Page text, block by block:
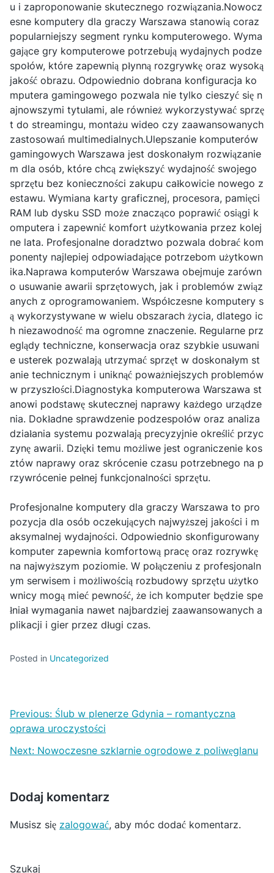
u i zaproponowanie skutecznego rozwiązania.Nowocz
esne komputery dla graczy Warszawa stanowią coraz
popularniejszy segment rynku komputerowego. Wyma
gające gry komputerowe potrzebują wydajnych podze
społów, które zapewnią płynną rozgrywkę oraz wysoką
jakość obrazu. Odpowiednio dobrana konfiguracja ko
mputera gamingowego pozwala nie tylko cieszyć się n
ajnowszymi tytułami, ale również wykorzystywać sprzę
t do streamingu, montażu wideo czy zaawansowanych
zastosowań multimedialnych.Ulepszanie komputerów
gamingowych Warszawa jest doskonałym rozwiązanie
m dla osób, które chcą zwiększyć wydajność swojego
sprzętu bez konieczności zakupu całkowicie nowego z
estawu. Wymiana karty graficznej, procesora, pamięci
RAM lub dysku SSD może znacząco poprawić osiągi k
omputera i zapewnić komfort użytkowania przez kolej
ne lata. Profesjonalne doradztwo pozwala dobrać kom
ponenty najlepiej odpowiadające potrzebom użytkown
ika.Naprawa komputerów Warszawa obejmuje zarówn
o usuwanie awarii sprzętowych, jak i problemów związ
anych z oprogramowaniem. Współczesne komputery s
ą wykorzystywane w wielu obszarach życia, dlatego ic
h niezawodność ma ogromne znaczenie. Regularne prz
eglądy techniczne, konserwacja oraz szybkie usuwani
e usterek pozwalają utrzymać sprzęt w doskonałym st
anie technicznym i uniknąć poważniejszych problemów
w przyszłości.Diagnostyka komputerowa Warszawa st
anowi podstawę skutecznej naprawy każdego urządze
nia. Dokładne sprawdzenie podzespołów oraz analiza
działania systemu pozwalają precyzyjnie określić przyc
zynę awarii. Dzięki temu możliwe jest ograniczenie kos
ztów naprawy oraz skrócenie czasu potrzebnego na p
rzywrócenie pełnej funkcjonalności sprzętu.
Profesjonalne komputery dla graczy Warszawa to pro
pozycja dla osób oczekujących najwyższej jakości i m
aksymalnej wydajności. Odpowiednio skonfigurowany
komputer zapewnia komfortową pracę oraz rozrywkę
na najwyższym poziomie. W połączeniu z profesjonaln
ym serwisem i możliwością rozbudowy sprzętu użytko
wnicy mogą mieć pewność, że ich komputer będzie spe
łniał wymagania nawet najbardziej zaawansowanych a
plikacji i gier przez długi czas.
Posted in Uncategorized
N
a
w
g
Previous: Ślub w plenerze Gdynia – romantyczna
oprawa uroczystości
Next: Nowoczesne szklarnie ogrodowe z poliwęglanu
Dodaj komentarz
Musisz się zalogować, aby móc dodać komentarz.
Szukaj